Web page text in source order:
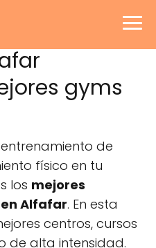
gyms
de
físico en tu
los mejores
Alfafar. En esta
centros, cursos
de alta intensidad.